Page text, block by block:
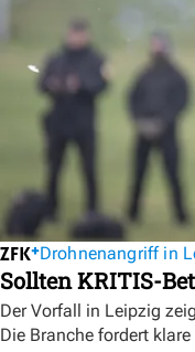
Drohnenangriff in
Sollten KRITIS-
Der Vorfall in Leipzig
Die Branche fordert